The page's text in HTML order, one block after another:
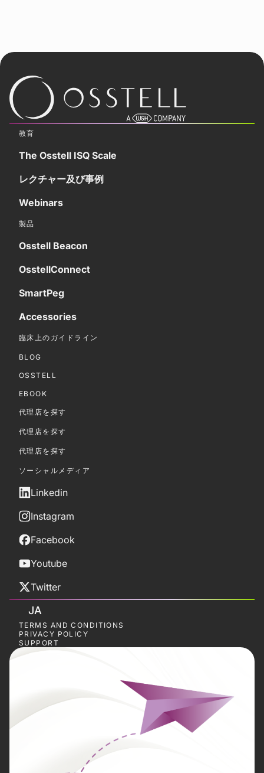
教育
The Osstell ISQ Scale
レクチャー及び事例
Webinars
製品
Osstell Beacon
OsstellConnect
SmartPeg
Accessories
臨床上のガイドライン
BLOG
OSSTELL
EBOOK
代理店を探す
代理店を探す
代理店を探す
ソーシャルメディア
Linkedin
Instagram
Facebook
Youtube
Twitter
JA
TERMS AND CONDITIONS
PRIVACY POLICY
SUPPORT